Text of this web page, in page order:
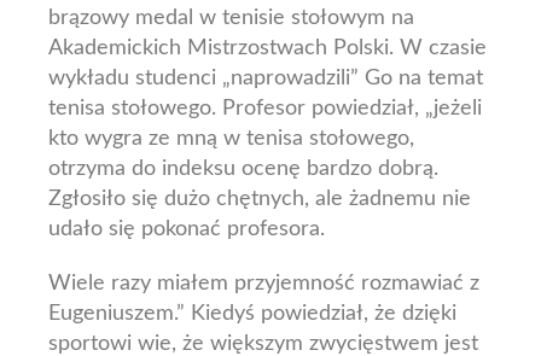
brązowy medal w tenisie stołowym na
Akademickich Mistrzostwach Polski. W czasie
wykładu studenci „naprowadzili” Go na temat
tenisa stołowego. Profesor powiedział, „jeżeli
kto wygra ze mną w tenisa stołowego,
otrzyma do indeksu ocenę bardzo dobrą.
Zgłosiło się dużo chętnych, ale żadnemu nie
udało się pokonać profesora.
Wiele razy miałem przyjemność rozmawiać z
Eugeniuszem.” Kiedyś powiedział, że dzięki
sportowi wie, że większym zwycięstwem jest